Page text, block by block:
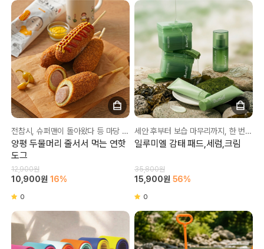
전참시, 슈퍼맨이 돌아왔다 등 마당 등 15가지 이상 유명 방송 출연 맛집!!
양평 두물머리 줄서서 먹는 연핫
도그
12,900원
10,900원 16%
0
세안 후부터 보습 마무리까지, 한 번에 완성하는 스킨케어 루틴!
일루미엘 감태 패드,세럼,크림
35,800원
15,900원 56%
0